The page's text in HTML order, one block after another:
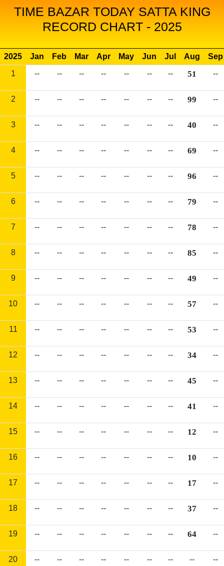
TIME BAZAR TODAY SATTA KING
RECORD CHART - 2025
2025 Jan Feb Mar Apr May Jun Jul Aug
Sep
1
-- -- -- -- -- -- -- 51 --
2 -- -- -- -- -- -- -- 99 --
3 -- -- -- -- -- -- -- 40 --
4 -- -- -- -- -- -- -- 69 --
5 -- -- -- -- -- -- -- 96 --
6 -- -- -- -- -- -- -- 79 --
7 -- -- -- -- -- -- -- 78 --
8 -- -- -- -- -- -- -- 85 --
9 -- -- -- -- -- -- -- 49 --
10 -- -- -- -- -- -- -- 57 --
11 -- -- -- -- -- -- -- 53 --
12 -- -- -- -- -- -- -- 34 --
13 -- -- -- -- -- -- -- 45 --
14 -- -- -- -- -- -- -- 41 --
15 -- -- -- -- -- -- -- 12 --
16 -- -- -- -- -- -- -- 10 --
17 -- -- -- -- -- -- -- 17 --
18 -- -- -- -- -- -- -- 37 --
19 -- -- -- -- -- -- -- 64 --
20 -- -- -- -- -- -- -- -- --